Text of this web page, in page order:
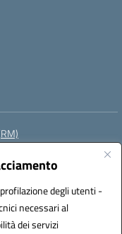
degli utenti -
necessari al
dei servizi
istsc_rmic8b900g